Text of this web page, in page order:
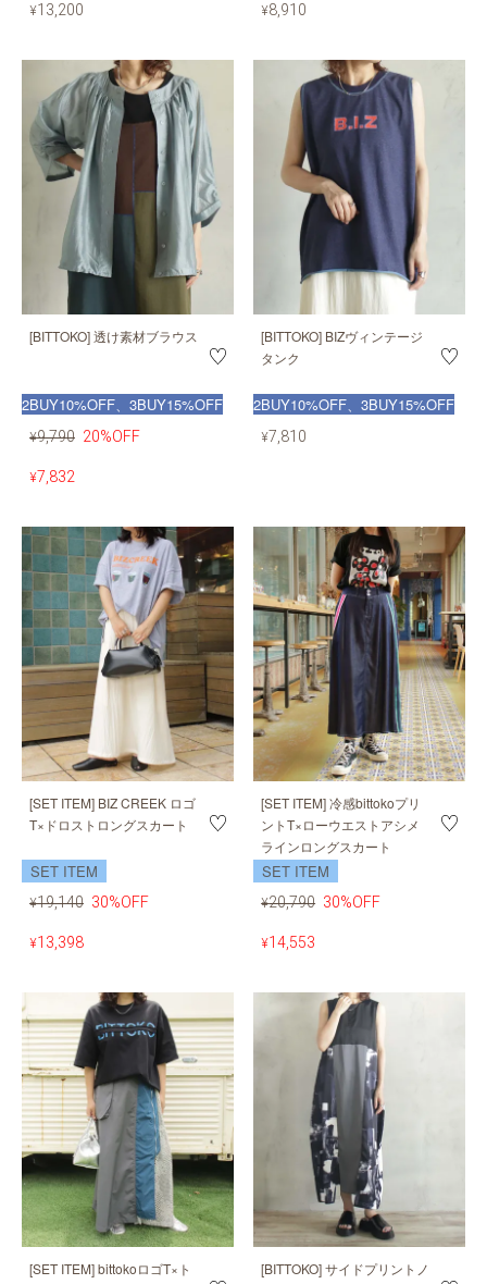
¥13,200 ¥8,910
[BITTOKO] 透け素材ブラウス
2BUY10%OFF、3BUY15%OFF
¥9,790 20%OFF
¥7,832
[BITTOKO] BIZヴィンテージ
タンク
2BUY10%OFF、3BUY15%OFF
¥7,810
[SET ITEM] BIZ CREEK ロゴ
T×ドロストロングスカート
SET ITEM
¥19,140 30%OFF
¥13,398
[SET ITEM] 冷感bittokoプリ
ントT×ローウエストアシメ
ラインロングスカート
SET ITEM
¥20,790 30%OFF
¥14,553
[SET ITEM] bittokoロゴT×ト
[BITTOKO] サイドプリントノ